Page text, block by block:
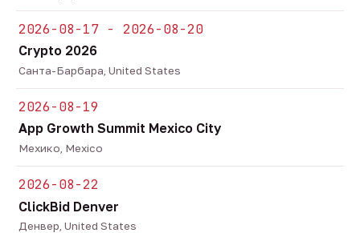
2026-08-17 - 2026-08-20
Crypto 2026
Санта-Барбара, United States
2026-08-19
App Growth Summit Mexico City
Мехико, Mexico
2026-08-22
ClickBid Denver
Денвер, United States